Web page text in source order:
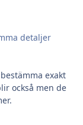
detaljer
exakt
också men de